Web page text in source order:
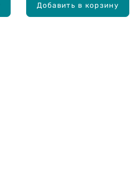
Добавить в корзину